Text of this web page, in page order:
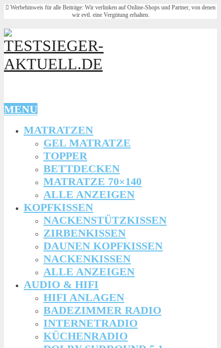
Werbehinweis für alle Beiträge: Wir verlinken auf Online-Shops und Partner, von denen
wir evtl. eine Vergütung erhalten.
MENU
MATRATZEN
GEL MATRATZE
TOPPER
BETTDECKEN
MATRATZE 70×140
ALLE ANZEIGEN
KOPFKISSEN
NACKENSTÜTZKISSEN
ZIRBENKISSEN
DAUNEN KOPFKISSEN
NACKENKISSEN
ALLE ANZEIGEN
AUDIO & HIFI
HIFI ANLAGEN
BADEZIMMER RADIO
INTERNETRADIO
KÜCHENRADIO